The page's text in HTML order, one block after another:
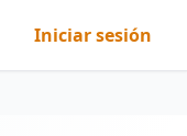
Iniciar sesión